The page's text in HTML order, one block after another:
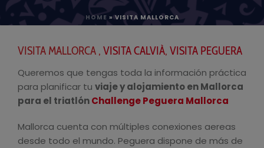
HOME »VISITA MALLORCA
VISITA MALLORCA , VISITA CALVIÀ, VISITA PEGUERA
Queremos que tengas toda la información práctica
para planificar tu viaje y alojamiento en Mallorca
para el triatlónChallenge Peguera Mallorca
Mallorca cuenta con múltiples conexiones aereas
desde todo el mundo. Peguera dispone de más de